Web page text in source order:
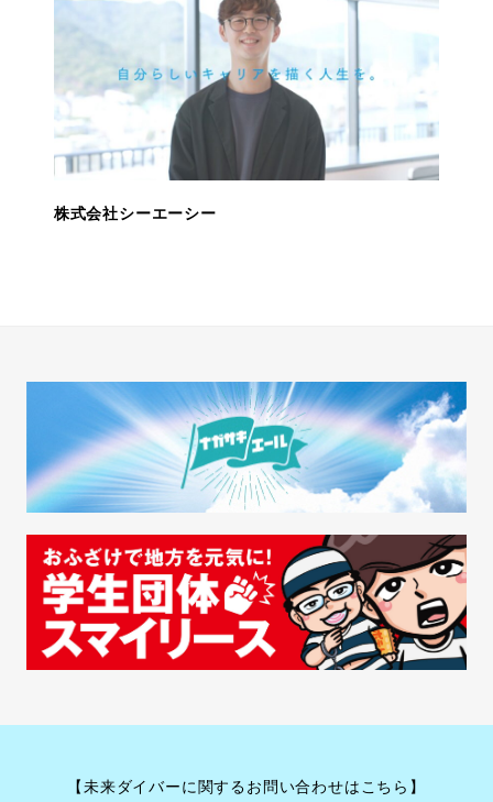
株式会社シーエーシー
【未来ダイバーに関するお問い合わせはこちら】